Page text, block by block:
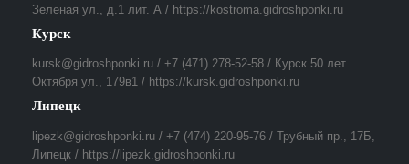
Зеленая ул., д.1 лит. А / https://kostroma.gidroshponki.ru
Курск
kursk@gidroshponki.ru / +7 (471) 278-52-58 / Курск 50 лет
Октября ул., 179в1 / https://kursk.gidroshponki.ru
Липецк
lipezk@gidroshponki.ru / +7 (474) 220-95-76 / Трубный пр., 17Б,
Липецк / https://lipezk.gidroshponki.ru